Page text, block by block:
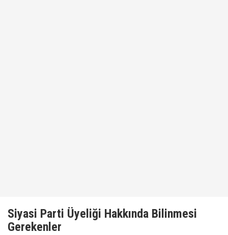
Siyasi Parti Üyeliği Hakkında Bilinmesi
Gerekenler